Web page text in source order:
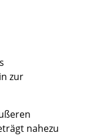
zur
nahezu